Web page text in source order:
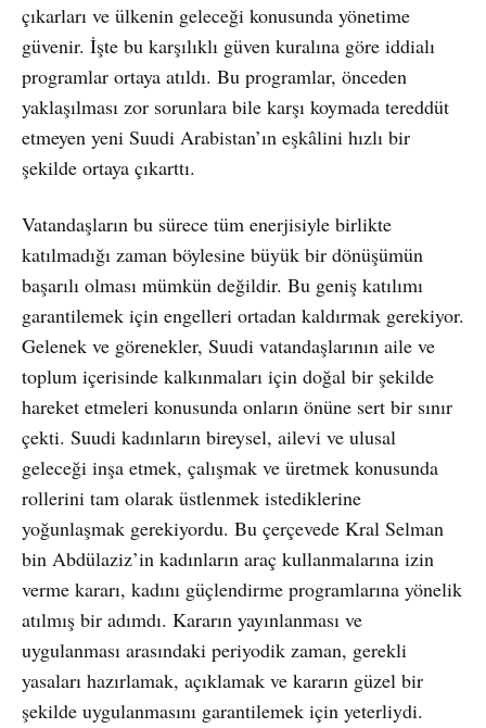
çıkarları ve ülkenin geleceği konusunda yönetime
güvenir. İşte bu karşılıklı güven kuralına göre iddialı
programlar ortaya atıldı. Bu programlar, önceden
yaklaşılması zor sorunlara bile karşı koymada tereddüt
etmeyen yeni Suudi Arabistan’ın eşkâlini hızlı bir
şekilde ortaya çıkarttı.
Vatandaşların bu sürece tüm enerjisiyle birlikte
katılmadığı zaman böylesine büyük bir dönüşümün
başarılı olması mümkün değildir. Bu geniş katılımı
garantilemek için engelleri ortadan kaldırmak gerekiyor.
Gelenek ve görenekler, Suudi vatandaşlarının aile ve
toplum içerisinde kalkınmaları için doğal bir şekilde
hareket etmeleri konusunda onların önüne sert bir sınır
çekti. Suudi kadınların bireysel, ailevi ve ulusal
geleceği inşa etmek, çalışmak ve üretmek konusunda
rollerini tam olarak üstlenmek istediklerine
yoğunlaşmak gerekiyordu. Bu çerçevede Kral Selman
bin Abdülaziz’in kadınların araç kullanmalarına izin
verme kararı, kadını güçlendirme programlarına yönelik
atılmış bir adımdı. Kararın yayınlanması ve
uygulanması arasındaki periyodik zaman, gerekli
yasaları hazırlamak, açıklamak ve kararın güzel bir
şekilde uygulanmasını garantilemek için yeterliydi.